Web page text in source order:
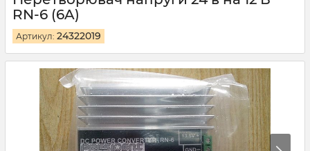
RN-6 (6A)
Артикул: 24322019